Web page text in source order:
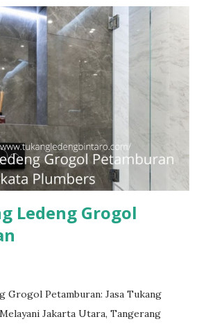
#tukangledengMenteng
Untuk order jasa kami silakan
0813-7070-5141 Layanan dan
adalah komitmen kami. Layanan
ledeng yang berpengalaman, kami
solusi untuk masalah apa pun, mulai
besar. Keunggulan kami. Respon
dengan cepat dan efisien.
dan berpengalaman sehingga pekerjaan
Ledeng Grogol
Grogol Petamburan: Jasa Tukang
Jakarta Utara, Tangerang